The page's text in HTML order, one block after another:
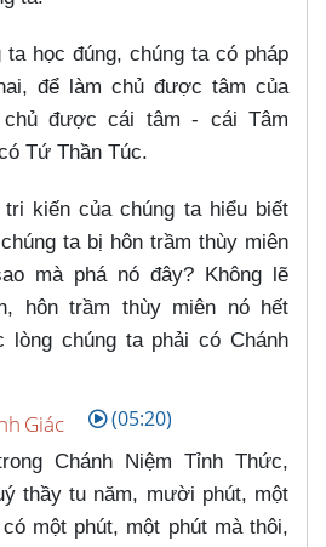
ta học đúng, chúng ta có pháp
để làm chủ được tâm của
được cái tâm - cái Tâm
Tứ Thần Túc.
kiến của chúng ta hiểu biết
ta bị hôn trầm thùy miên
mà phá nó đây? Không lẽ
hôn trầm thùy miên nó hết
lòng chúng ta phải có Chánh
Giác (05:20)
Chánh Niệm Tỉnh Thức,
thầy tu năm, mười phút, một
một phút, một phút mà thôi,